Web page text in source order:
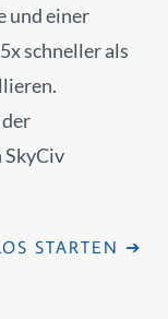
und einer
schneller als
STARTEN ➔